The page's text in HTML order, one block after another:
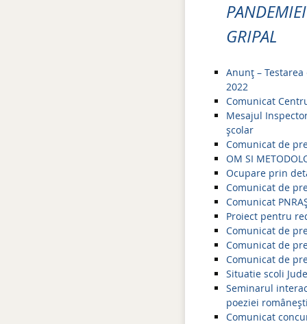
GRIPAL
Anunț –
2022
Comunicat
Mesajul
școlar
Comunicat de
OM SI
Ocupare prin
Comunicat de
Comunicat
Proiect pentru
Comunicat de
Comunicat de
Comunicat de
Situatie scoli
Seminarul
poeziei
Comunicat